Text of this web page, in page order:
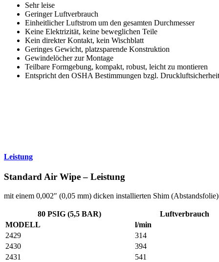
Sehr leise
Geringer Luftverbrauch
Einheitlicher Luftstrom um den gesamten Durchmesser
Keine Elektrizität, keine beweglichen Teile
Kein direkter Kontakt, kein Wischblatt
Geringes Gewicht, platzsparende Konstruktion
Gewindelöcher zur Montage
Teilbare Formgebung, kompakt, robust, leicht zu montieren
Entspricht den OSHA Bestimmungen bzgl.
Leistung
Standard Air Wipe – Leistung
mit einem 0,002″ (0,05 mm) dicken installierten Shim
80 PSIG (5,5 BAR)
Luftverbrauch
MODELL
l/min
2429
314
2430
394
2431
541